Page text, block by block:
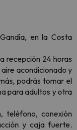
en la Costa
recepción 24 horas
acondicionado y
podrás tomar el
para adultos y otra
teléfono, conexión
y caja fuerte.